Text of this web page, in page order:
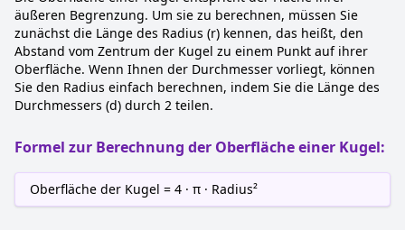
äußeren Begrenzung. Um sie zu berechnen, müssen Sie
zunächst die Länge des Radius (r) kennen, das heißt, den
Abstand vom Zentrum der Kugel zu einem Punkt auf ihrer
Oberfläche. Wenn Ihnen der Durchmesser vorliegt, können
Sie den Radius einfach berechnen, indem Sie die Länge des
Durchmessers (d) durch 2 teilen.
Formel zur Berechnung der Oberfläche einer Kugel:
Oberfläche der Kugel = 4 · π · Radius²